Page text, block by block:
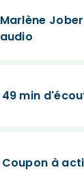
Marlène
audio
49 min
Coupon à